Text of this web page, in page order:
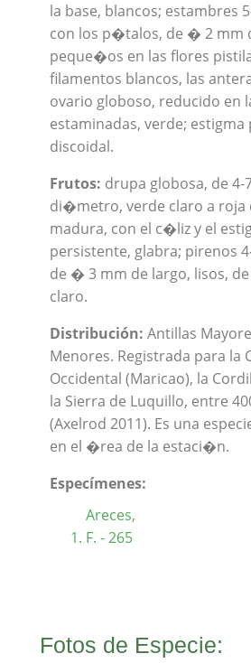
la base, blancos; estambres
con los p�talos, de � 2 mm
peque�os en las flores
filamentos blancos, las
ovario globoso, reducido en
estaminadas, verde;
discoidal.
Frutos: drupa globosa, de 4-
di�metro, verde claro a roja
madura, con el c�liz y el
persistente, glabra; pirenos
de � 3 mm de largo, lisos,
claro.
Distribución: Antillas
Menores. Registrada para la
Occidental (Maricao), la
la Sierra de Luquillo, entre
(Axelrod 2011). Es una
en el �rea de la estaci�n.
Especímenes:
Areces,
F. - 265
Fotos de Especie: